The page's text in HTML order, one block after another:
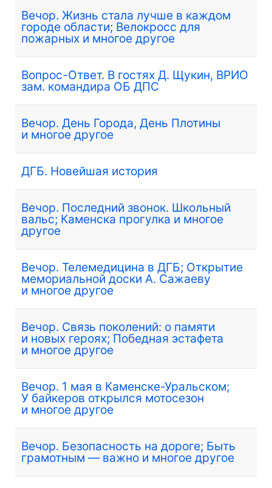
Вечор. Жизнь стала лучше в каждом
городе области; Велокросс для
пожарных и многое другое
Вопрос-Ответ. В гостях Д. Щукин, ВРИО
зам. командира ОБ ДПС
Вечор. День Города, День Плотины
и многое другое
ДГБ. Новейшая история
Вечор. Последний звонок. Школьный
вальс; Каменска прогулка и многое
другое
Вечор. Телемедицина в ДГБ; Открытие
мемориальной доски А. Сажаеву
и многое другое
Вечор. Связь поколений: о памяти
и новых героях; Победная эстафета
и многое другое
Вечор. 1 мая в Каменске-Уральском;
У байкеров открылся мотосезон
и многое другое
Вечор. Безопасность на дороге; Быть
грамотным — важно и многое другое